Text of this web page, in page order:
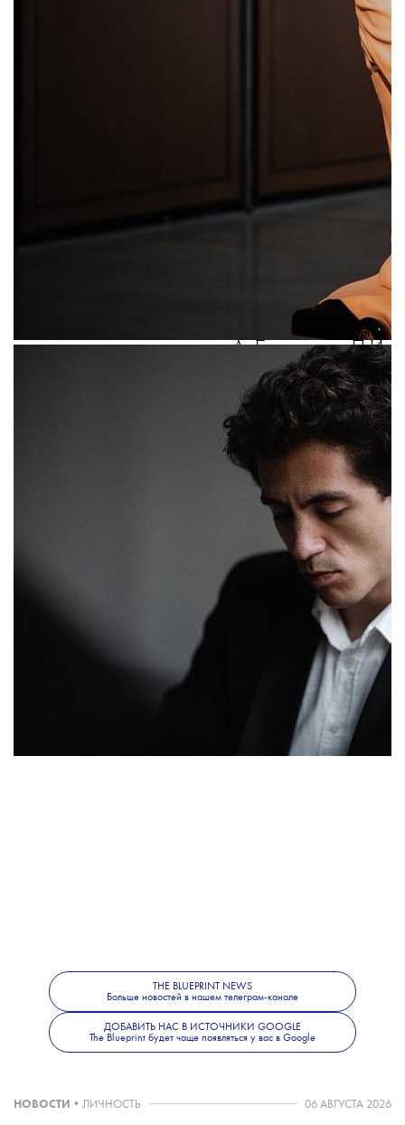
поколения фортепианной сцены. 30 апреля
состоится концерт Валентина Малинина,
а 1 мая — Константина Емельянова.
послушать произведения Л. Бетховена, П.И.
Чайковского, А. Н. Скрябина, А.Л. Локшина,
И.С. Баха и С.В. Рахманинова в исполнении
Слушатели также
смогут пообщаться с самими
музыкантами — после каждого концерта
состоится творческая встреча.
Билеты можно приобрести в кассе театра
THE BLUEPRINT NEWS
Больше новостей в нашем телеграм-канале
ДОБАВИТЬ НАС В ИСТОЧНИКИ GOOGLE
The Blueprint будет чаще появляться у вас в Google
НОВОСТИ • ЛИЧНОСТЬ 06 АВГУСТА 2026